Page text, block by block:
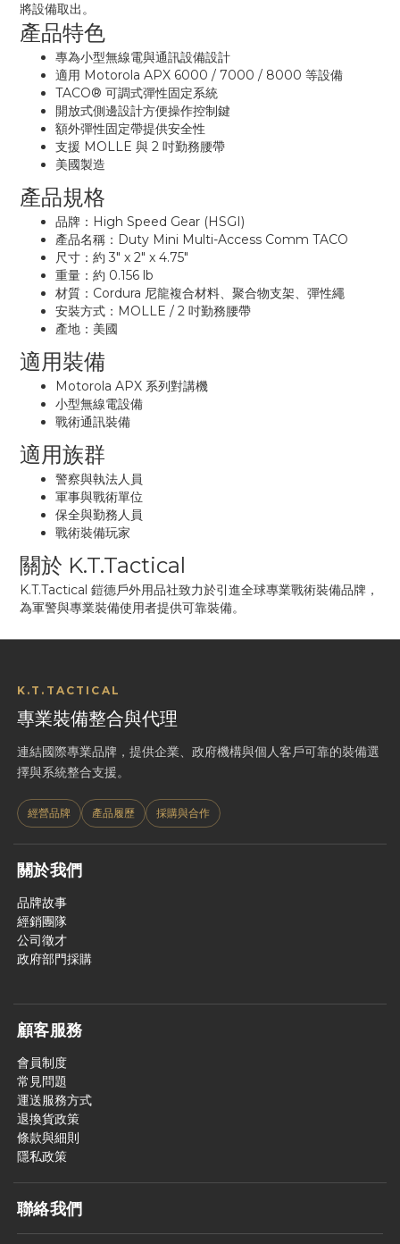
將設備取出。
產品特色
專為小型無線電與通訊設備設計
適用 Motorola APX 6000 / 7000 / 8000 等設備
TACO® 可調式彈性固定系統
開放式側邊設計方便操作控制鍵
額外彈性固定帶提供安全性
支援 MOLLE 與 2 吋勤務腰帶
美國製造
產品規格
品牌：High Speed Gear (HSGI)
產品名稱：Duty Mini Multi-Access Comm TACO
尺寸：約 3" x 2" x 4.75"
重量：約 0.156 lb
材質：Cordura 尼龍複合材料、聚合物支架、彈性繩
安裝方式：MOLLE / 2 吋勤務腰帶
產地：美國
適用裝備
Motorola APX 系列對講機
小型無線電設備
戰術通訊裝備
適用族群
警察與執法人員
軍事與戰術單位
保全與勤務人員
戰術裝備玩家
關於 K.T.Tactical
K.T.Tactical 鎧德戶外用品社致力於引進全球專業戰術裝備品牌，
為軍警與專業裝備使用者提供可靠裝備。
K.T.TACTICAL
專業裝備整合與代理
連結國際專業品牌，提供企業、政府機構與個人客戶可靠的裝備選
擇與系統整合支援。
經營品牌 產品履歷 採購與合作
關於我們
品牌故事
經銷團隊
公司徵才
政府部門採購
顧客服務
會員制度
常見問題
運送服務方式
退換貨政策
條款與細則
隱私政策
聯絡我們